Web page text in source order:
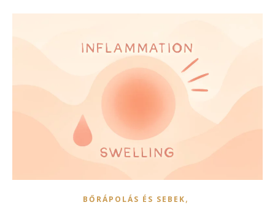
BŐRÁPOLÁS ÉS SEBEK,